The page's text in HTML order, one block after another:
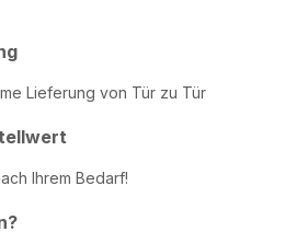
Lieferung von Tür zu Tür
Ihrem Bedarf!